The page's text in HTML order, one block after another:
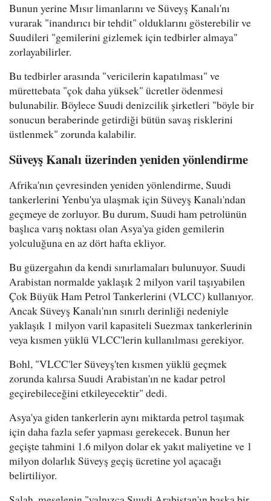
Bunun yerine Mısır limanlarını ve Süveyş Kanalı'nı
vurarak "inandırıcı bir tehdit" olduklarını gösterebilir ve
Suudileri "gemilerini gizlemek için tedbirler almaya"
zorlayabilirler.
Bu tedbirler arasında "vericilerin kapatılması" ve
mürettebata "çok daha yüksek" ücretler ödenmesi
bulunabilir. Böylece Suudi denizcilik şirketleri "böyle bir
sonucun beraberinde getirdiği bütün savaş risklerini
üstlenmek" zorunda kalabilir.
Süveyş Kanalı üzerinden yeniden yönlendirme
Afrika'nın çevresinden yeniden yönlendirme, Suudi
tankerlerini Yenbu'ya ulaşmak için Süveyş Kanalı'ndan
geçmeye de zorluyor. Bu durum, Suudi ham petrolünün
başlıca varış noktası olan Asya'ya giden gemilerin
yolculuğuna en az dört hafta ekliyor.
Bu güzergahın da kendi sınırlamaları bulunuyor. Suudi
Arabistan normalde yaklaşık 2 milyon varil taşıyabilen
Çok Büyük Ham Petrol Tankerlerini (VLCC) kullanıyor.
Ancak Süveyş Kanalı'nın sınırlı derinliği nedeniyle
yaklaşık 1 milyon varil kapasiteli Suezmax tankerlerinin
veya kısmen yüklü VLCC'lerin kullanılması gerekiyor.
Bohl, "VLCC'ler Süveyş'ten kısmen yüklü geçmek
zorunda kalırsa Suudi Arabistan'ın ne kadar petrol
geçirebileceğini etkileyecektir" dedi.
Asya'ya giden tankerlerin aynı miktarda petrol taşımak
için daha fazla sefer yapması gerekecek. Bunun her
geçişte tahmini 1.6 milyon dolar ek yakıt maliyetine ve 1
milyon dolarlık Süveyş geçiş ücretine yol açacağı
belirtiliyor.